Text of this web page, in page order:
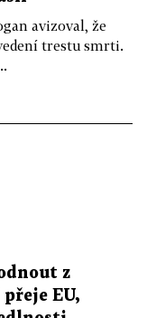
avizoval, že
trestu smrti.
z
EU,